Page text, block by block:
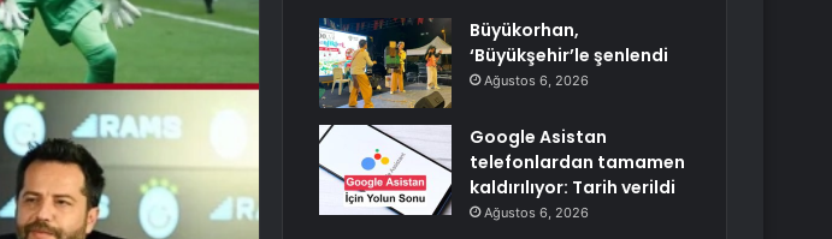
Büyükorhan,
‘Büyükşehir’le şenlendi
Ağustos 6, 2026
Google Asistan
telefonlardan tamamen
kaldırılıyor: Tarih verildi
Ağustos 6, 2026